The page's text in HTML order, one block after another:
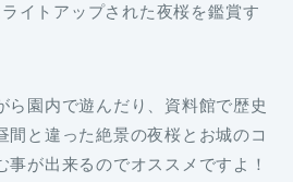
イトアップされた夜桜を鑑賞す
ら園内で遊んだり、資料館で歴史
間と違った絶景の夜桜とお城のコ
事が出来るのでオススメですよ！